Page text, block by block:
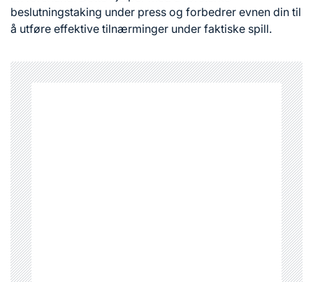
beslutningstaking under press og forbedrer evnen din til
å utføre effektive tilnærminger under faktiske spill.